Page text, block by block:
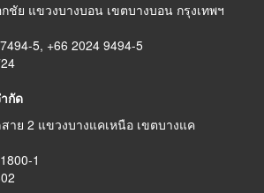
ชัย แขวงบางบอน เขตบางบอน กรุงเทพฯ
5, +66 2024 9494-5
กัด
ย 2 แขวงบางแคเหนือ เขตบางแค
1